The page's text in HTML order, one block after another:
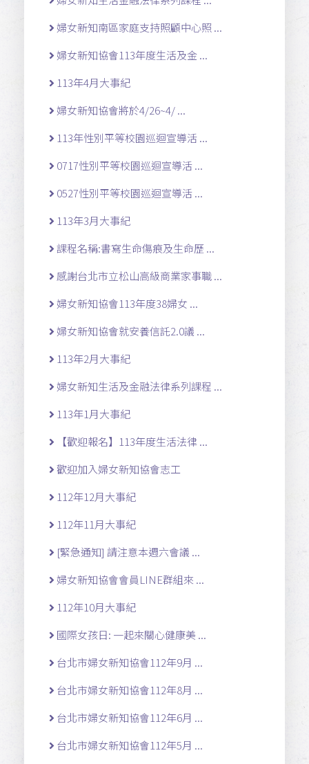
婦女新知南區家庭支持照顧中心照 ...
婦女新知協會113年度生活及金 ...
113年4月大事紀
婦女新知協會將於4/26~4/ ...
113年性別平等校園巡迴宣導活 ...
0717性別平等校園巡迴宣導活 ...
0527性別平等校園巡迴宣導活 ...
113年3月大事紀
課程名稱:書寫生命傷痕及生命歷 ...
感謝台北市立松山高級商業家事職 ...
婦女新知協會113年度38婦女 ...
婦女新知協會就安養信託2.0議 ...
113年2月大事紀
婦女新知生活及金融法律系列課程 ...
113年1月大事紀
【歡迎報名】113年度生活法律 ...
歡迎加入婦女新知協會志工
112年12月大事紀
112年11月大事紀
[緊急通知] 請注意本週六會議 ...
婦女新知協會會員LINE群組來 ...
112年10月大事紀
國際女孩日: 一起來關心健康美 ...
台北市婦女新知協會112年9月 ...
台北市婦女新知協會112年8月 ...
台北市婦女新知協會112年6月 ...
台北市婦女新知協會112年5月 ...